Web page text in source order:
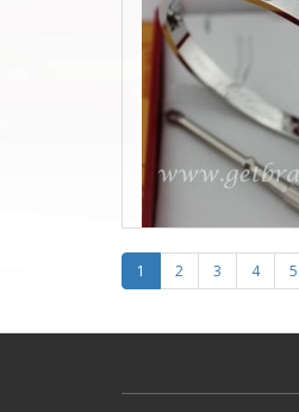
1 2 3 4 5